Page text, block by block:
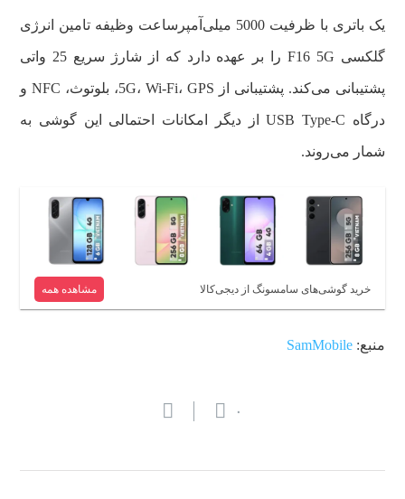
یک باتری با ظرفیت 5000 میلی‌آمپرساعت وظیفه تامین انرژی
گلکسی F16 5G را بر عهده دارد که از شارژ سریع 25 واتی
پشتیبانی می‌کند. پشتیبانی از 5G، Wi-Fi، GPS، بلوتوث، NFC و
درگاه USB Type-C از دیگر امکانات احتمالی این گوشی به
شمار می‌روند.
خرید گوشی‌های سامسونگ از دیجی‌کالا مشاهده همه
منبع:SamMobile
۰